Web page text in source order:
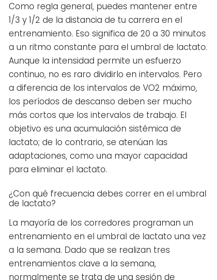
Como regla general, puedes mantener entre
1/3 y 1/2 de la distancia de tu carrera en el
entrenamiento. Eso significa de 20 a 30 minutos
a un ritmo constante para el umbral de lactato.
Aunque la intensidad permite un esfuerzo
continuo, no es raro dividirlo en intervalos. Pero
a diferencia de los intervalos de VO2 máximo,
los períodos de descanso deben ser mucho
más cortos que los intervalos de trabajo. El
objetivo es una acumulación sistémica de
lactato; de lo contrario, se atenúan las
adaptaciones, como una mayor capacidad
para eliminar el lactato.
¿Con qué frecuencia debes correr en el umbral
de lactato?
La mayoría de los corredores programan un
entrenamiento en el umbral de lactato una vez
a la semana. Dado que se realizan tres
entrenamientos clave a la semana,
normalmente se trata de una sesión de